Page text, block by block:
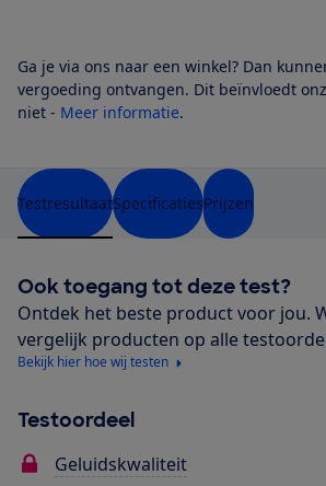
Ga je via ons naar een winkel? Dan
vergoeding ontvangen. Dit beïnvloedt
niet - Meer informatie.
TestresultaatSpecificatiesPrijzen
Ook toegang tot deze test?
Ontdek het beste product voor jou.
vergelijk producten op alle
Bekijk hier hoe wij testen
Testoordeel
Geluidskwaliteit